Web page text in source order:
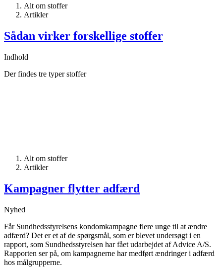
Alt om stoffer
Artikler
Sådan virker forskellige stoffer
Indhold
Der findes tre typer stoffer
Alt om stoffer
Artikler
Kampagner flytter adfærd
Nyhed
Får Sundhedsstyrelsens kondomkampagne flere unge til at ændre
adfærd? Det er et af de spørgsmål, som er blevet undersøgt i en
rapport, som Sundhedsstyrelsen har fået udarbejdet af Advice A/S.
Rapporten ser på, om kampagnerne har medført ændringer i adfærd
hos målgrupperne.